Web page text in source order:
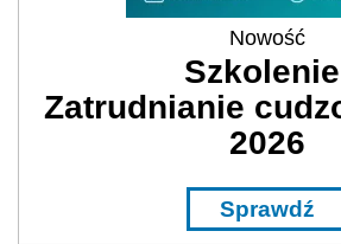
Nowość
Zatrudnianie
2026
Sprawdź